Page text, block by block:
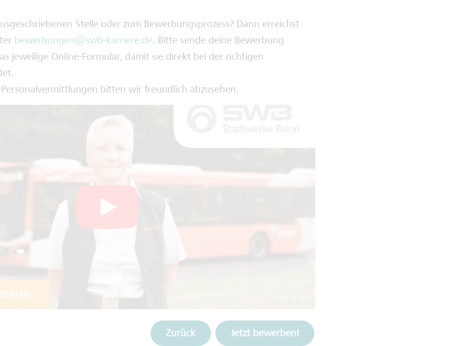
Stelle oder zum Bewerbungsprozess? Dann erreichst
bewerbungen@swb-karriere.de. Bitte sende deine Bewerbung
jeweilige Online-Formular, damit sie direkt bei der richtigen
bitten wir freundlich abzusehen.
Zurück Jetzt bewerben!